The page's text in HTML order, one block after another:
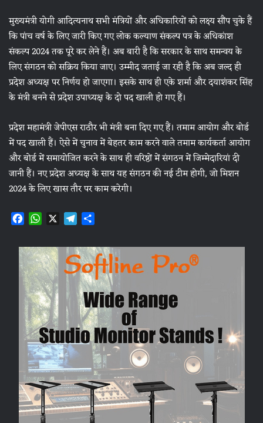
मुख्यमंत्री योगी आदित्यनाथ सभी मंत्रियों और अधिकारियों को लक्ष्य सौंप चुके हैं
कि पांच वर्ष के लिए जारी किए गए लोक कल्याण संकल्प पत्र के अधिकांश
संकल्प 2024 तक पूरे कर लेने हैं। अब बारी है कि सरकार के साथ समन्वय के
लिए संगठन को सक्रिय किया जाए। उम्मीद जताई जा रही है कि अब जल्द ही
प्रदेश अध्यक्ष पर निर्णय हो जाएगा। इसके साथ ही एके शर्मा और दयाशंकर सिंह
के मंत्री बनने से प्रदेश उपाध्यक्ष के दो पद खाली हो गए हैं।
प्रदेश महामंत्री जेपीएस राठौर भी मंत्री बना दिए गए हैं। तमाम आयोग और बोर्ड
में पद खाली हैं। ऐसे में चुनाव में बेहतर काम करने वाले तमाम कार्यकर्ता आयोग
और बोर्ड में समायोजित करने के साथ ही वरिष्ठों में संगठन में जिम्मेदारियां दी
जानी हैं। नए प्रदेश अध्यक्ष के साथ यह संगठन की नई टीम होगी, जो मिशन
2024 के लिए खास तौर पर काम करेगी।
F
c
e
b
o
o
k
W
a
t
s
A
p
p
X T
l
e
g
r
a
m
a
r
e